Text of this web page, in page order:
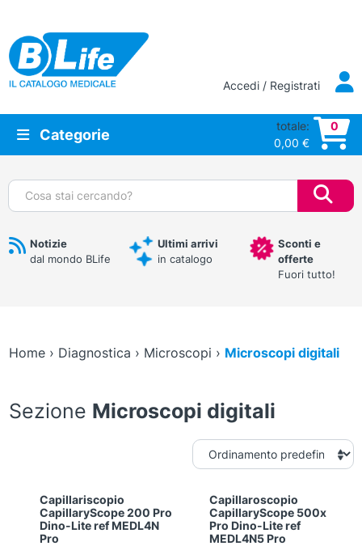
Vai al contenuto principale
Accedi / Registrati
Categorie
totale:
0,00 €
0
Cerca:
Notizie
dal mondo BLife
Ultimi arrivi
in catalogo
Sconti e
offerte
Fuori tutto!
Home› Diagnostica › Microscopi › Microscopi digitali
Sezione Microscopi digitali
Capillariscopio
CapillaryScope 200 Pro
Dino-Lite ref MEDL4N
Pro
Capillaroscopio
CapillaryScope 500x
Pro Dino-Lite ref
MEDL4N5 Pro